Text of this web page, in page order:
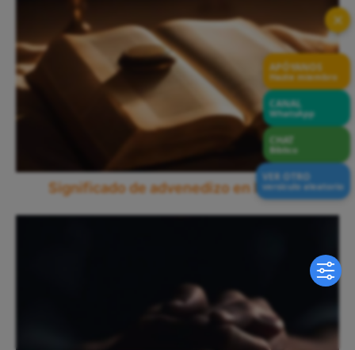
Significado de advenedizo en la Biblia
✕
APÓYANOS
Hazte miembro
CANAL
WhatsApp
CHAT
Bíblico
VER OTRO
versículo aleatorio